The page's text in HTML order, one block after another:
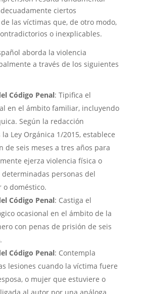
ciertos
las víctimas que, de otro modo,
o inexplicables.
aborda la violencia
a través de los siguientes
Código Penal: Tipifica el
en el ámbito familiar, incluyendo
Según la redacción
Ley Orgánica 1/2015, establece
de seis meses a tres años para
ejerza violencia física o
personas del
doméstico.
Código Penal: Castiga el
ocasional en el ámbito de la
con penas de prisión de seis
Código Penal: Contempla
lesiones cuando la víctima fuere
o mujer que estuviere o